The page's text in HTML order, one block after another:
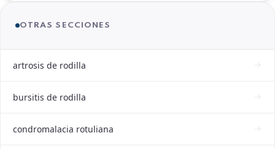
OTRAS SECCIONES
artrosis de rodilla
bursitis de rodilla
condromalacia rotuliana